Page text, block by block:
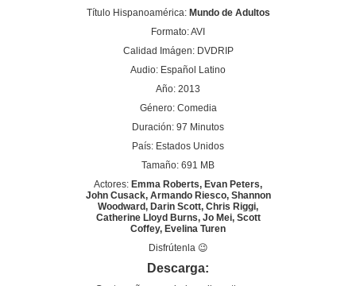
Título Hispanoamérica: Mundo de Adultos
Formato: AVI
Calidad Imágen: DVDRIP
Audio: Español Latino
Año: 2013
Género: Comedia
Duración: 97 Minutos
País: Estados Unidos
Tamaño: 691 MB
Actores: Emma Roberts, Evan Peters,
John Cusack, Armando Riesco, Shannon
Woodward, Darin Scott, Chris Riggi,
Catherine Lloyd Burns, Jo Mei, Scott
Coffey, Evelina Turen
Disfrútenla 😉
Descarga: